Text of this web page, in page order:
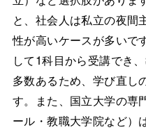
と、社会人は私立の夜間
性が高いケースが多いで
して1科目から受講でき
多数あるため、学び直し
す。また、国立大学の専
ール・教職大学院など）